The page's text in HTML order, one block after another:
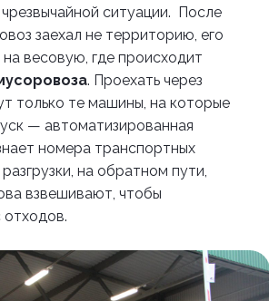
ситуации.
После
заехал не территорию, его
весовую, где происходит
. Проехать через
только те машины, на которые
— автоматизированная
номера транспортных
на обратном пути,
взвешивают, чтобы
отходов.